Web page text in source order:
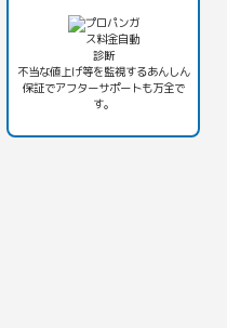
不当な値上げ等を監視するあんしん
保証でアフターサポートも万全で
す。